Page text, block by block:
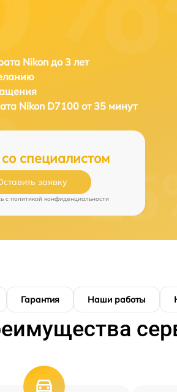
Nikon до 3 лет
Nikon D7100 от 35 минут
специалистом
заявку
c политикой конфиденциальности
Гарантия Наши работы